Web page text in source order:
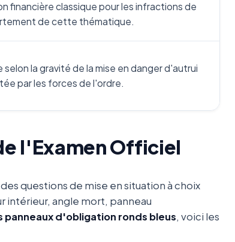
financière classique pour les infractions de
de cette thématique.
selon la gravité de la mise en danger d'autrui
par les forces de l'ordre.
l'Examen Officiel
questions de mise en situation à choix
intérieur, angle mort, panneau
panneaux d'obligation ronds bleus, voici les